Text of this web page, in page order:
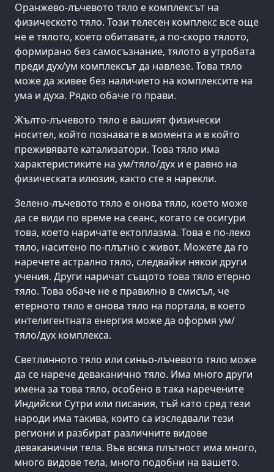
Оранжево-лъчевото тяло е комплексът на
физическото тяло. Този телесен комплекс все още
не е тялото, което обитавате, а по-скоро тялото,
формирано без самосъзнание, тялото в утробата
преди дух/ум комплексът да навлезе. Това тяло
може да живее без наличието на комплексите на
ума и духа. Рядко обаче го прави.
Жълто-лъчевото тяло е вашият физически
носител, който познавате в момента и в който
преживявате катализатори. Това тяло има
характеристиките на ум/тяло/дух и е равно на
физическата илюзия, както сте я нарекли.
Зелено-лъчевото тяло е онова тяло, което може
да се види по време на сеанс, когато се осигури
това, което наричате ектоплазма. Това е по-леко
тяло, наситено по-плътно с живот. Можете да го
наречете астрално тяло, следвайки някои други
учения. Други наричат същото това тяло етерно
тяло. Това обаче не е правилно в смисъл, че
етерното тяло е онова тяло на портала, в което
интелигентната енергия може да оформя ум/
тяло/дух комплекса.
Светлинното тяло или синьо-лъчевото тяло може
да се нарече деваканично тяло. Има много други
имена за това тяло, особено в така наречените
Индийски Сутри или писания, тъй като сред тези
народи има такива, които са изследвали тези
региони и разбират различните видове
деваканични тела. Във всяка плътност има много,
много видове тела, много подобни на вашето.